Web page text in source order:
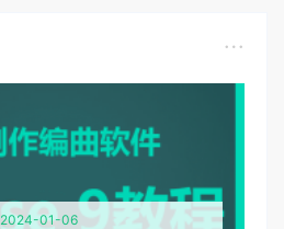
2024-01-06